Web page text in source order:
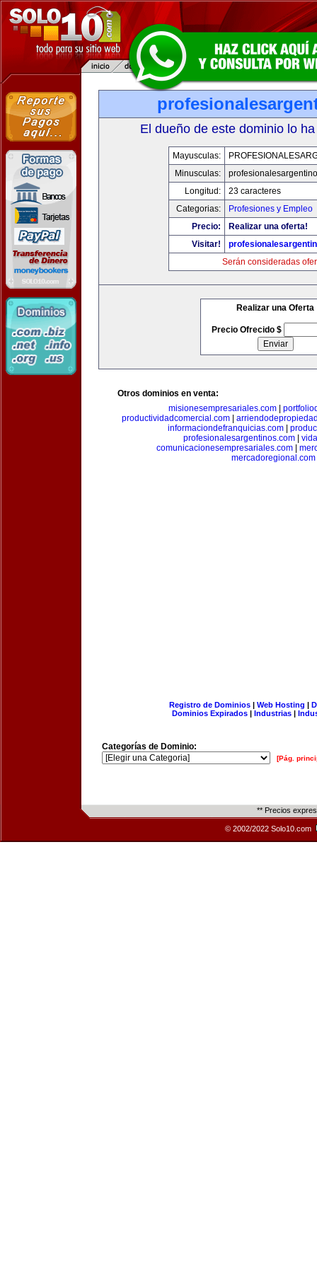
El dueño de este dominio lo
Mayusculas:
Minusculas:
Longitud:
23 caracteres
Categorias:
Profesiones y Empleo
Precio:
Realizar una oferta!
Visitar!
Serán consideradas
Realizar una Oferta
Precio Ofrecido $
Otros dominios en venta:
misionesempresariales.com
productividadcomercial.com
informaciondefranquicias.com
profesionalesargentinos.com|
comunicacionesempresariales.com
mercadoregional.com
Registro de Dominios| Web Hosting |
Dominios Expirados | Industrias |
Categorías de Dominio:
[Pág.
** Precios
© 2002/2022 Solo10.com